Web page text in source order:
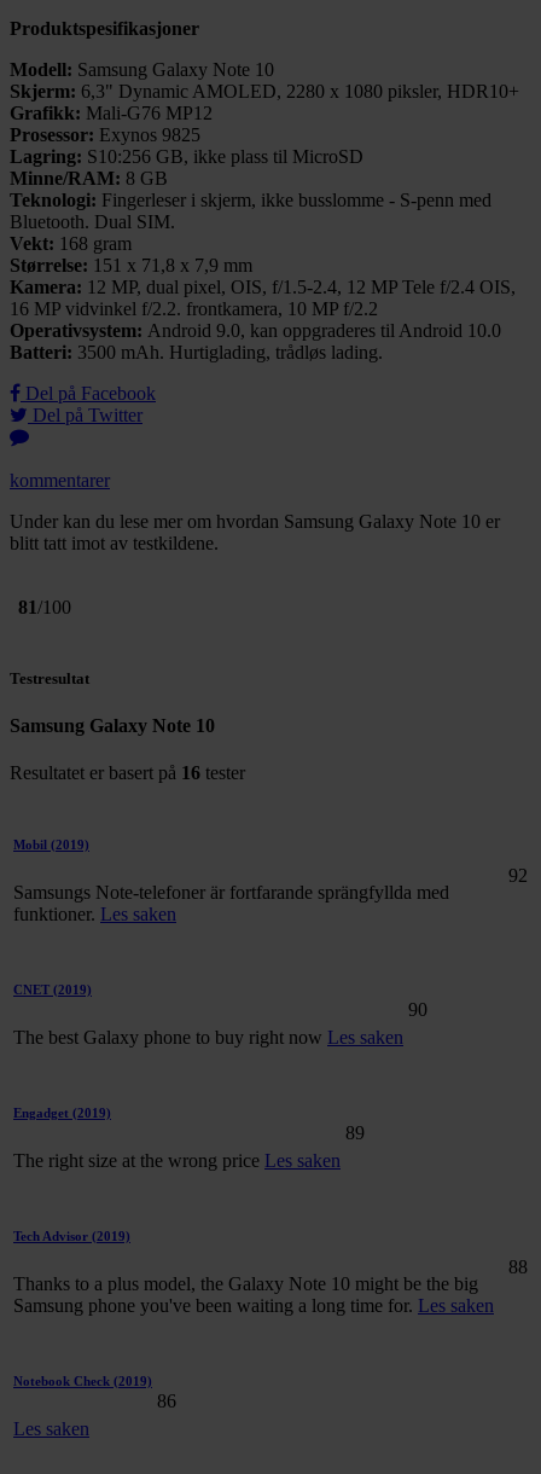
Produktspesifikasjoner
Modell: Samsung Galaxy Note 10
Skjerm: 6,3" Dynamic AMOLED, 2280 x 1080 piksler, HDR10+
Grafikk: Mali-G76 MP12
Prosessor: Exynos 9825
Lagring: S10:256 GB, ikke plass til MicroSD
Minne/RAM: 8 GB
Teknologi: Fingerleser i skjerm, ikke busslomme - S-penn med
Bluetooth. Dual SIM.
Vekt: 168 gram
Størrelse: 151 x 71,8 x 7,9 mm
Kamera: 12 MP, dual pixel, OIS, f/1.5-2.4, 12 MP Tele f/2.4 OIS,
16 MP vidvinkel f/2.2. frontkamera, 10 MP f/2.2
Operativsystem: Android 9.0, kan oppgraderes til Android 10.0
Batteri: 3500 mAh. Hurtiglading, trådløs lading.
Del på Facebook
Del på Twitter
kommentarer
Under kan du lese mer om hvordan Samsung Galaxy Note 10 er
blitt tatt imot av testkildene.
81/100
Testresultat
Samsung Galaxy Note 10
Resultatet er basert på 16 tester
Mobil (2019)
Samsungs Note-telefoner är fortfarande sprängfyllda med
funktioner. Les saken
92
CNET (2019)
The best Galaxy phone to buy right now Les saken
90
Engadget (2019)
The right size at the wrong price Les saken
89
Tech Advisor (2019)
Thanks to a plus model, the Galaxy Note 10 might be the big
Samsung phone you've been waiting a long time for. Les saken
88
Notebook Check (2019)
Les saken
86